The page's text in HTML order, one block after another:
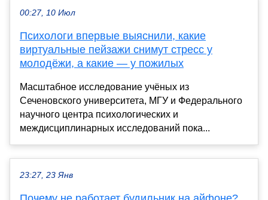
00:27, 10 Июл
Психологи впервые выяснили, какие
виртуальные пейзажи снимут стресс у
молодёжи, а какие — у пожилых
Масштабное исследование учёных из
Сеченовского университета, МГУ и Федерального
научного центра психологических и
междисциплинарных исследований пока...
23:27, 23 Янв